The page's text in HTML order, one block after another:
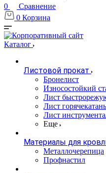
0
Сравнение
0 Корзина
Каталог
Листовой прокат
Бронелист
Износостойкий
Лист
Лист
Лист
Еще
Материалы для
Металлочерепица
Профнастил